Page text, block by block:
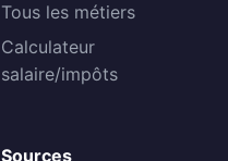
Tous les métiers
Calculateur
salaire/impôts
Sources